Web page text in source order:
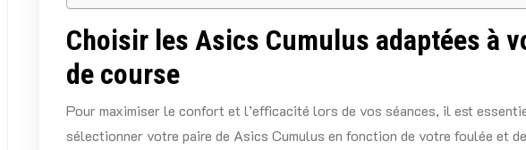
Choisir les Asics Cumulus adaptées à
de course
Pour maximiser le confort et l’efficacité lors de vos séances, il est
sélectionner votre paire de Asics Cumulus en fonction de votre foulée et